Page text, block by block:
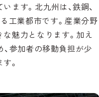
ます。北九州は、鉄鋼、
工業都市です。産業分野
魅力となります。加え
、参加者の移動負担が少
。